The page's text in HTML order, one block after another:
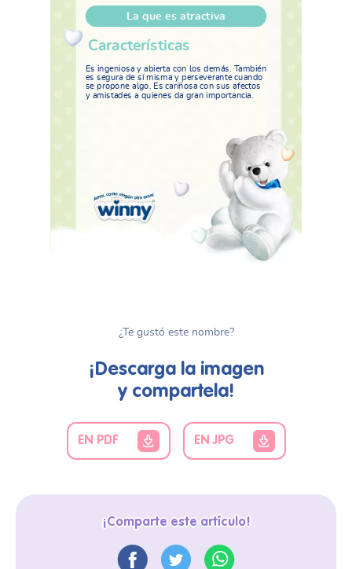
La que es atractiva
Características
Es ingeniosa y abierta con los demás. También
es segura de sí misma y perseverante cuando
se propone algo. Es cariñosa con sus afectos
y amistades a quienes da gran importancia.
¿Te gustó este nombre?
¡Descarga la imagen
y compartela!
EN PDF EN JPG
¡Comparte este artículo!